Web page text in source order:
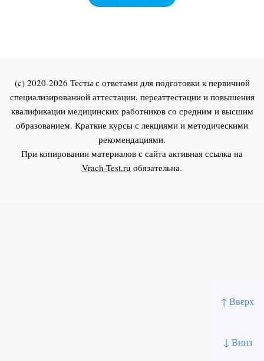
↑ Вверх
↓ Вниз
(c) 2020-2026 Тесты с ответами для подготовки к первичной
специализированной аттестации, переаттестации и повышения
квалификации медицинских работников со средним и высшим
образованием. Краткие курсы с лекциями и методическими
рекомендациями.
При копировании материалов с сайта активная ссылка на
Vrach-Test.ru обязательна.